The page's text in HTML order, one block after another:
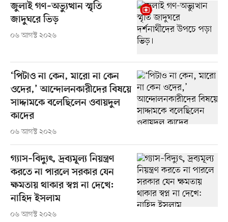
জুলাই গণ–অভ্যুত্থান স্মৃতি
জাদুঘরে ভিড়
০৬ আগস্ট ২০২৬
‘পিটাও না কেন, মারো না কেন
ওদের,’ আন্দোলনকারীদের বিষয়ে
সাদ্দামকে বলেছিলেন ওবায়দুল
কাদের
০৬ আগস্ট ২০২৬
গ্যাস–বিদ্যুৎ, দ্রব্যমূল্য নিয়ন্ত্রণ
করতে না পারলে সরকার যেন
ক্ষমতায় থাকার স্বপ্ন না দেখে:
নাহিদ ইসলাম
০৬ আগস্ট ২০২৬